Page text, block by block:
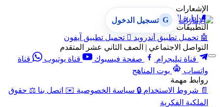
الإشعارات
🔔 إدارة الإشعارات
التطبيقات
🤖 تحميل تطبيق أندرويد  تحميل تطبيق آيفون
التواصل الاجتماعي | الصف الثاني عشر المتقدم
قناة تيليجرام
صفحة فيسبوك قناة يوتيوب
قناة
واتساب
بوت المناهج
روابط مهمة
📄 شروط الاستخدام 🔒 سياسة الخصوصية ✉️ اتصل بنا ⚖️ حقوق
الملكية الفكرية
G تسجيل الدخول